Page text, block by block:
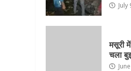
July
मसूरी
चला